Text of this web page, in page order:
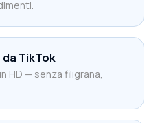
TikTok
HD — senza filigrana,